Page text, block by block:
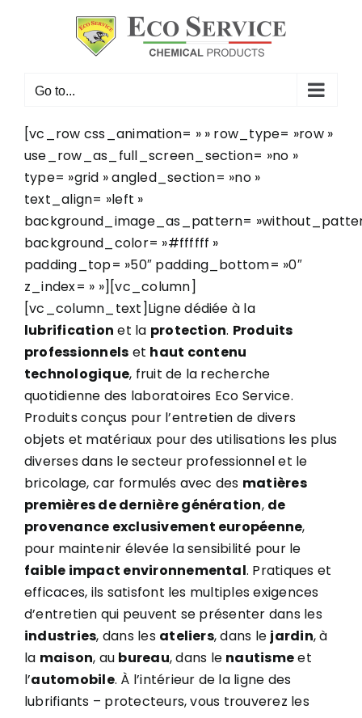
Go to...
[vc_row css_animation= » » row_type= »row »
use_row_as_full_screen_section= »no »
type= »grid » angled_section= »no »
text_align= »left »
background_image_as_pattern=
background_color= »#ffffff »
padding_top= »50″ padding_bottom= »0″
z_index= » »][vc_column]
[vc_column_text]Ligne dédiée à la
lubrification et la protection. Produits
professionnels et haut contenu
technologique, fruit de la recherche
quotidienne des laboratoires Eco Service.
Produits conçus pour l’entretien de divers
objets et matériaux pour des utilisations les plus
diverses dans le secteur professionnel et le
bricolage, car formulés avec des matières
premières de dernière génération, de
provenance exclusivement européenne,
pour maintenir élevée la sensibilité pour le
faible impact environnemental. Pratiques et
efficaces, ils satisfont les multiples exigences
d’entretien qui peuvent se présenter dans les
industries, dans les ateliers, dans le jardin, à
la maison, au bureau, dans le nautismeet
l’automobile. À l’intérieur de la ligne des
lubrifiants – protecteurs, vous trouverez les